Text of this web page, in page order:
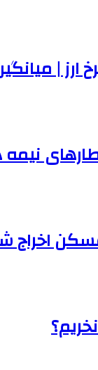
نیمه
اخراج